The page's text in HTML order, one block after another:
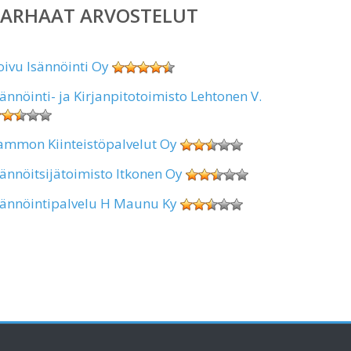
ARVOSTELUT
Isännöinti Oy
ja Kirjanpitotoimisto Lehtonen V.
Kiinteistöpalvelut Oy
Itkonen Oy
H Maunu Ky